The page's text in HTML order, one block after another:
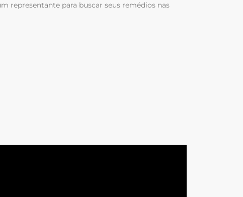
representante para buscar seus remédios nas